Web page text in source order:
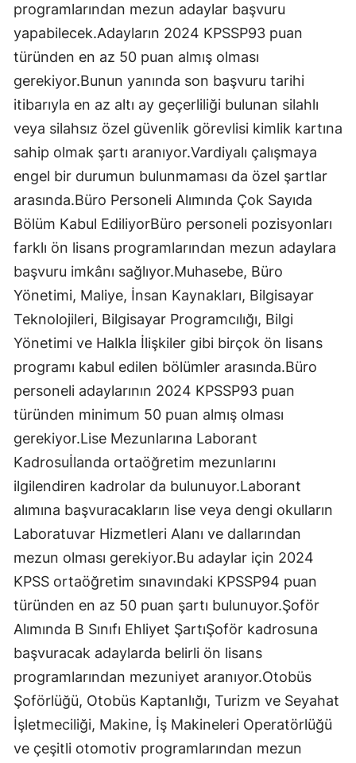
programlarından mezun adaylar başvuru
yapabilecek.Adayların 2024 KPSSP93 puan
türünden en az 50 puan almış olması
gerekiyor.Bunun yanında son başvuru tarihi
itibarıyla en az altı ay geçerliliği bulunan silahlı
veya silahsız özel güvenlik görevlisi kimlik kartına
sahip olmak şartı aranıyor.Vardiyalı çalışmaya
engel bir durumun bulunmaması da özel şartlar
arasında.Büro Personeli Alımında Çok Sayıda
Bölüm Kabul EdiliyorBüro personeli pozisyonları
farklı ön lisans programlarından mezun adaylara
başvuru imkânı sağlıyor.Muhasebe, Büro
Yönetimi, Maliye, İnsan Kaynakları, Bilgisayar
Teknolojileri, Bilgisayar Programcılığı, Bilgi
Yönetimi ve Halkla İlişkiler gibi birçok ön lisans
programı kabul edilen bölümler arasında.Büro
personeli adaylarının 2024 KPSSP93 puan
türünden minimum 50 puan almış olması
gerekiyor.Lise Mezunlarına Laborant
Kadrosuİlanda ortaöğretim mezunlarını
ilgilendiren kadrolar da bulunuyor.Laborant
alımına başvuracakların lise veya dengi okulların
Laboratuvar Hizmetleri Alanı ve dallarından
mezun olması gerekiyor.Bu adaylar için 2024
KPSS ortaöğretim sınavındaki KPSSP94 puan
türünden en az 50 puan şartı bulunuyor.Şoför
Alımında B Sınıfı Ehliyet ŞartıŞoför kadrosuna
başvuracak adaylarda belirli ön lisans
programlarından mezuniyet aranıyor.Otobüs
Şoförlüğü, Otobüs Kaptanlığı, Turizm ve Seyahat
İşletmeciliği, Makine, İş Makineleri Operatörlüğü
ve çeşitli otomotiv programlarından mezun